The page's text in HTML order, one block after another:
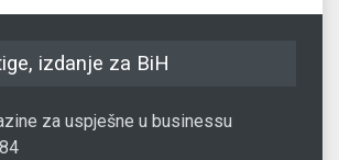
izdanje za BiH
za uspješne u businessu